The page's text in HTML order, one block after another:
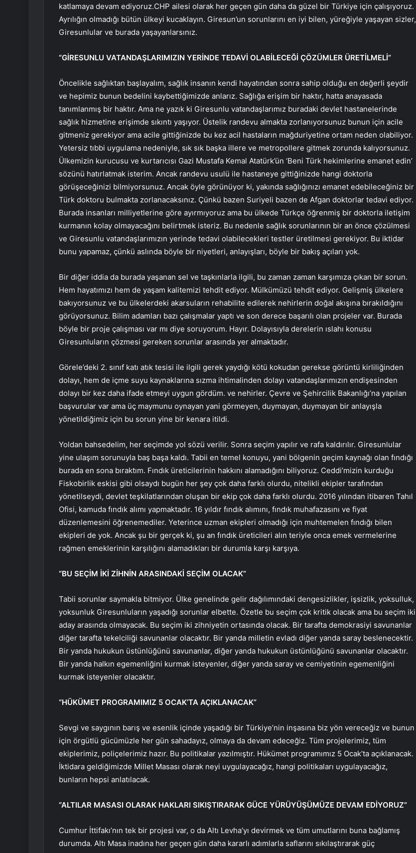
katlamaya devam ediyoruz.CHP ailesi olarak her geçen gün daha da güzel bir Türkiye için çalışıyoruz.
Ayrılığın olmadığı bütün ülkeyi kucaklayın. Giresun’un sorunlarını en iyi bilen, yüreğiyle yaşayan sizler,
Giresunlular ve burada yaşayanlarsınız.
“GİRESUNLU VATANDAŞLARIMIZIN YERİNDE TEDAVİ OLABİLECEĞİ ÇÖZÜMLER ÜRETİLMELİ”
Öncelikle sağlıktan başlayalım, sağlık insanın kendi hayatından sonra sahip olduğu en değerli şeydir
ve hepimiz bunun bedelini kaybettiğimizde anlarız. Sağlığa erişim bir haktır, hatta anayasada
tanımlanmış bir haktır. Ama ne yazık ki Giresunlu vatandaşlarımız buradaki devlet hastanelerinde
sağlık hizmetine erişimde sıkıntı yaşıyor. Üstelik randevu almakta zorlanıyorsunuz bunun için acile
gitmeniz gerekiyor ama acile gittiğinizde bu kez acil hastaların mağduriyetine ortam neden olabiliyor.
Yetersiz tıbbi uygulama nedeniyle, sık sık başka illere ve metropollere gitmek zorunda kalıyorsunuz.
Ülkemizin kurucusu ve kurtarıcısı Gazi Mustafa Kemal Atatürk’ün ‘Beni Türk hekimlerine emanet edin’
sözünü hatırlatmak isterim. Ancak randevu usulü ile hastaneye gittiğinizde hangi doktorla
görüşeceğinizi bilmiyorsunuz. Ancak öyle görünüyor ki, yakında sağlığınızı emanet edebileceğiniz bir
Türk doktoru bulmakta zorlanacaksınız. Çünkü bazen Suriyeli bazen de Afgan doktorlar tedavi ediyor.
Burada insanları milliyetlerine göre ayırmıyoruz ama bu ülkede Türkçe öğrenmiş bir doktorla iletişim
kurmanın kolay olmayacağını belirtmek isteriz. Bu nedenle sağlık sorunlarının bir an önce çözülmesi
ve Giresunlu vatandaşlarımızın yerinde tedavi olabilecekleri testler üretilmesi gerekiyor. Bu iktidar
bunu yapamaz, çünkü aslında böyle bir niyetleri, anlayışları, böyle bir bakış açıları yok.
Bir diğer iddia da burada yaşanan sel ve taşkınlarla ilgili, bu zaman zaman karşımıza çıkan bir sorun.
Hem hayatımızı hem de yaşam kalitemizi tehdit ediyor. Mülkümüzü tehdit ediyor. Gelişmiş ülkelere
bakıyorsunuz ve bu ülkelerdeki akarsuların rehabilite edilerek nehirlerin doğal akışına bırakıldığını
görüyorsunuz. Bilim adamları bazı çalışmalar yaptı ve son derece başarılı olan projeler var. Burada
böyle bir proje çalışması var mı diye soruyorum. Hayır. Dolayısıyla derelerin ıslahı konusu
Giresunluların çözmesi gereken sorunlar arasında yer almaktadır.
Görele’deki 2. sınıf katı atık tesisi ile ilgili gerek yaydığı kötü kokudan gerekse görüntü kirliliğinden
dolayı, hem de içme suyu kaynaklarına sızma ihtimalinden dolayı vatandaşlarımızın endişesinden
dolayı bir kez daha ifade etmeyi uygun gördüm. ve nehirler. Çevre ve Şehircilik Bakanlığı’na yapılan
başvurular var ama üç maymunu oynayan yani görmeyen, duymayan, duymayan bir anlayışla
yönetildiğimiz için bu sorun yine bir kenara itildi.
Yoldan bahsedelim, her seçimde yol sözü verilir. Sonra seçim yapılır ve rafa kaldırılır. Giresunlular
yine ulaşım sorunuyla baş başa kaldı. Tabii en temel konuyu, yani bölgenin geçim kaynağı olan fındığı
burada en sona bıraktım. Fındık üreticilerinin hakkını alamadığını biliyoruz. Ceddi’mizin kurduğu
Fiskobirlik eskisi gibi olsaydı bugün her şey çok daha farklı olurdu, nitelikli ekipler tarafından
yönetilseydi, devlet teşkilatlarından oluşan bir ekip çok daha farklı olurdu. 2016 yılından itibaren Tahıl
Ofisi, kamuda fındık alımı yapmaktadır. 16 yıldır fındık alımını, fındık muhafazasını ve fiyat
düzenlemesini öğrenemediler. Yeterince uzman ekipleri olmadığı için muhtemelen fındığı bilen
ekipleri de yok. Ancak şu bir gerçek ki, şu an fındık üreticileri alın teriyle onca emek vermelerine
rağmen emeklerinin karşılığını alamadıkları bir durumla karşı karşıya.
“BU SEÇİM İKİ ZİHNİN ARASINDAKİ SEÇİM OLACAK”
Tabii sorunlar saymakla bitmiyor. Ülke genelinde gelir dağılımındaki dengesizlikler, işsizlik, yoksulluk,
yoksunluk Giresunluların yaşadığı sorunlar elbette. Özetle bu seçim çok kritik olacak ama bu seçim iki
aday arasında olmayacak. Bu seçim iki zihniyetin ortasında olacak. Bir tarafta demokrasiyi savunanlar
diğer tarafta tekelciliği savunanlar olacaktır. Bir yanda milletin evladı diğer yanda saray beslenecektir.
Bir yanda hukukun üstünlüğünü savunanlar, diğer yanda hukukun üstünlüğünü savunanlar olacaktır.
Bir yanda halkın egemenliğini kurmak isteyenler, diğer yanda saray ve cemiyetinin egemenliğini
kurmak isteyenler olacaktır.
“HÜKÜMET PROGRAMIMIZ 5 OCAK’TA AÇIKLANACAK”
Sevgi ve saygının barış ve esenlik içinde yaşadığı bir Türkiye’nin inşasına biz yön vereceğiz ve bunun
için örgütlü gücümüzle her gün sahadayız, olmaya da devam edeceğiz. Tüm projelerimiz, tüm
ekiplerimiz, poliçelerimiz hazır. Bu politikalar yazılmıştır. Hükümet programımız 5 Ocak’ta açıklanacak.
İktidara geldiğimizde Millet Masası olarak neyi uygulayacağız, hangi politikaları uygulayacağız,
bunların hepsi anlatılacak.
“ALTILAR MASASI OLARAK HAKLARI SIKIŞTIRARAK GÜCE YÜRÜYÜŞÜMÜZE DEVAM EDİYORUZ”
Cumhur İttifakı’nın tek bir projesi var, o da Altı Levha’yı devirmek ve tüm umutlarını buna bağlamış
durumda. Altı Masa inadına her geçen gün daha kararlı adımlarla saflarını sıkılaştırarak güç